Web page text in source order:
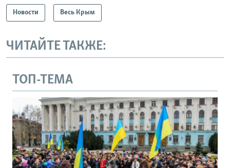
Новости Весь Крым
ЧИТАЙТЕ ТАКЖЕ:
ТОП-ТЕМА